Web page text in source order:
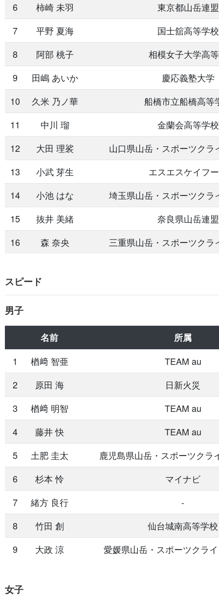
6
柿崎 未羽
東京都山岳連盟
7
平野 夏海
国士舘高等学校
8
阿部 桃子
相模女子大学高
9
田嶋 あいか
慶応義塾大学
10
久米 乃ノ華
船橋市立船橋高等
11
中川 瑠
金蘭会高等学校
12
大田 理裟
山口県山岳・スポーツクラ
13
小武 芽生
エスエスケイフ
14
小池 はな
埼玉県山岳・スポーツクラ
15
抜井 美緒
奈良県山岳連盟
16
森 奈央 三重県山岳・スポーツクラ
スピード
男子
名前
所属
1
楢󠄀﨑 智亜
TEAM au
2
原田 海
日新火災
3
楢󠄀﨑 明智
TEAM au
4
藤井 快
TEAM au
5
土肥 圭太
鹿児島県山岳・スポーツクラ
6
杉本 怜
マイナビ
7
緒方 良行
-
8
竹田 創
仙台城南高等学校
9
大政 涼 愛媛県山岳・スポーツクラ
女子